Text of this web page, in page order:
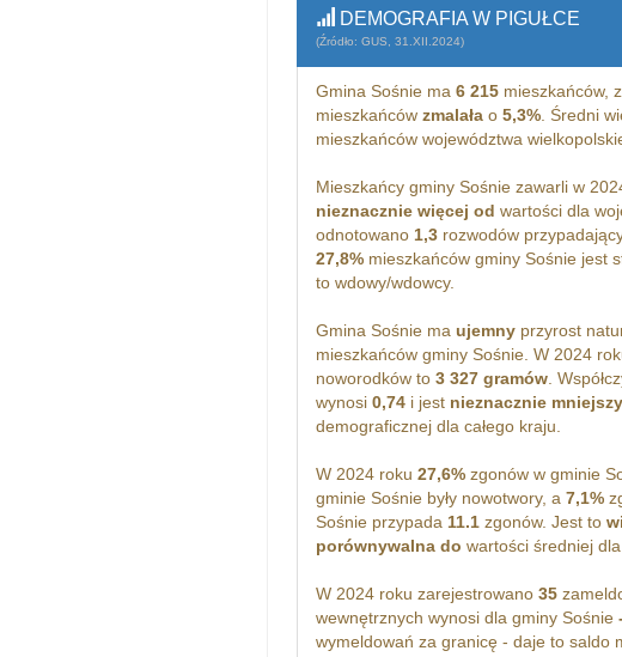
DEMOGRAFIA W PIGUŁCE
(Źródło: GUS, 31.XII.2024)
Gmina Sośnie ma 6 215mieszkańców,
mieszkańców zmalałao 5,3%. Średni
mieszkańców województwa
Mieszkańcy gminy Sośnie zawarli w
nieznacznie więcej od wartości dla
odnotowano 1,3rozwodów
27,8%mieszkańców gminy Sośnie jest
to wdowy/wdowcy.
Gmina Sośnie ma ujemnyprzyrost
mieszkańców gminy Sośnie. W 2024
noworodków to 3 327 gramów.
wynosi 0,74i jest nieznacznie
demograficznej dla całego kraju.
W 2024 roku 27,6%zgonów w gminie
gminie Sośnie były nowotwory, a 7,1%
Sośnie przypada 11.1zgonów. Jest to
porównywalna do wartości średniej dla
W 2024 roku zarejestrowano 35
wewnętrznych wynosi dla gminy Sośnie
wymeldowań za granicę - daje to saldo